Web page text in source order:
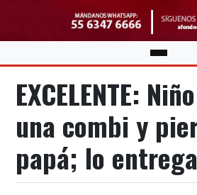
EXCELENTE:
una combi y
papá; lo